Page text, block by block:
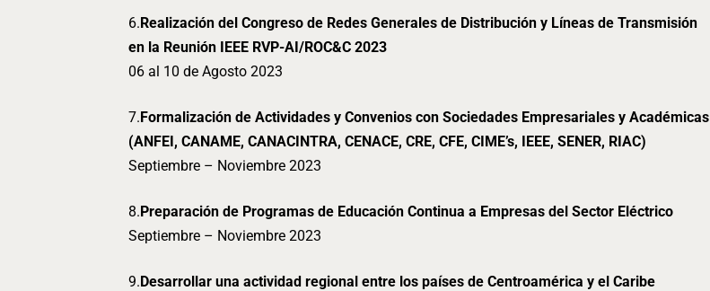
6.Realización del Congreso de Redes Generales de Distribución y Líneas de Transmisión
en la Reunión IEEE RVP-AI/ROC&C 2023
06 al 10 de Agosto 2023
7.Formalización de Actividades y Convenios con Sociedades Empresariales y Académicas
(ANFEI, CANAME, CANACINTRA, CENACE, CRE, CFE, CIME’s, IEEE, SENER, RIAC)
Septiembre – Noviembre 2023
8.Preparación de Programas de Educación Continua a Empresas del Sector Eléctrico
Septiembre – Noviembre 2023
9.Desarrollar una actividad regional entre los países de Centroamérica y el Caribe